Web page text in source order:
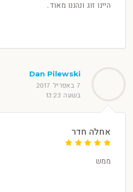
היינו זוג ונהננו מאוד.
Dan Pilewski
7 באפריל 2017
בשעה 13:23
אחלה חדר
ממש